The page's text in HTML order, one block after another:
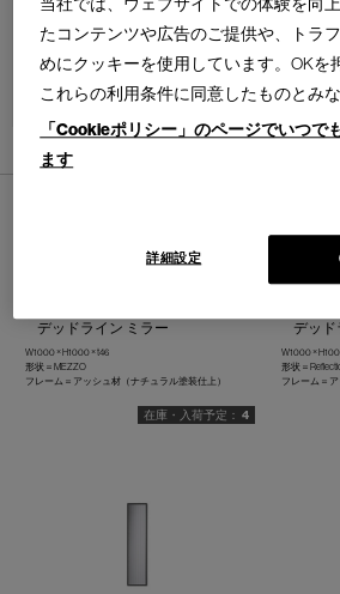
並べ替え：
デッドライン ミラー
W1000 × H1000 × t46
形状＝MEZZO
フレーム＝アッシュ材（ナチュラル塗装仕上）
4
デッド
W1000 ×
形状＝
フレーム＝
たコンテンツや広告のご提供や、トラ
めにクッキーを使用しています。OKを
これらの利用条件に同意したものとみな
「Cookieポリシー」のページでいつで
ます
詳細設定